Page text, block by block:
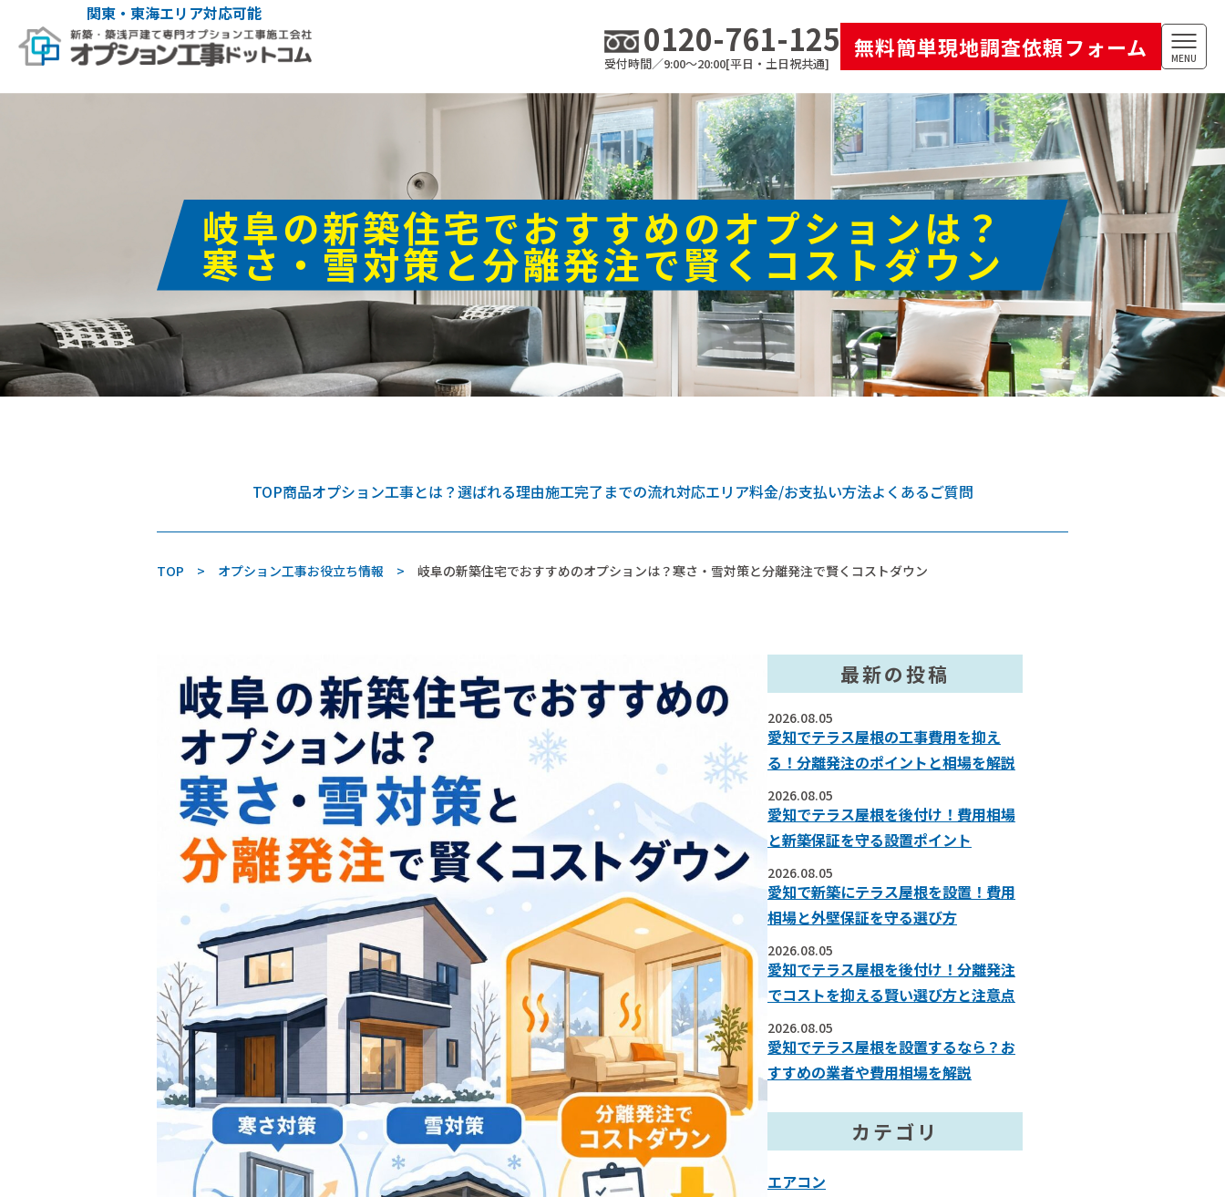
関東・東海エリア対応可能
0120-761-125
受付時間／9:00～20:00[平日・土日祝共通]
無料簡単現地調査依頼フォーム MENU
岐阜の新築住宅でおすすめのオプションは？
寒さ・雪対策と分離発注で賢くコストダウン
TOP商品オプション工事とは？選ばれる理由施工完了までの流れ対応エリア料金/お支払い方法よくあるご質問
TOP オプション工事お役立ち情報 岐阜の新築住宅でおすすめのオプションは？寒さ・雪対策と分離発注で賢くコストダウン
最新の投稿
2026.08.05
愛知でテラス屋根の工事費用を抑え
る！分離発注のポイントと相場を解説
2026.08.05
愛知でテラス屋根を後付け！費用相場
と新築保証を守る設置ポイント
2026.08.05
愛知で新築にテラス屋根を設置！費用
相場と外壁保証を守る選び方
2026.08.05
愛知でテラス屋根を後付け！分離発注
でコストを抑える賢い選び方と注意点
2026.08.05
愛知でテラス屋根を設置するなら？お
すすめの業者や費用相場を解説
カテゴリ
エアコン